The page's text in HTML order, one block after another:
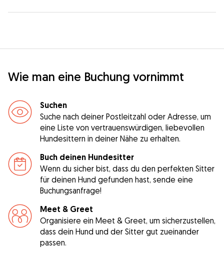
Wie man eine Buchung vornimmt
Suchen
Suche nach deiner Postleitzahl oder Adresse, um
eine Liste von vertrauenswürdigen, liebevollen
Hundesittern in deiner Nähe zu erhalten.
Buch deinen Hundesitter
Wenn du sicher bist, dass du den perfekten Sitter
für deinen Hund gefunden hast, sende eine
Buchungsanfrage!
Meet & Greet
Organisiere ein Meet & Greet, um sicherzustellen,
dass dein Hund und der Sitter gut zueinander
passen.